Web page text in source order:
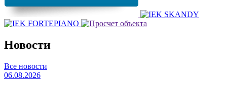
Новости
Все новости
06.08.2026